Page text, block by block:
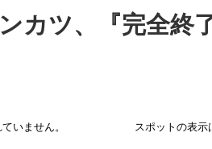
ンカツ、『完全終